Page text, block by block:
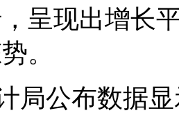
呈现出增长
。
公布数据显